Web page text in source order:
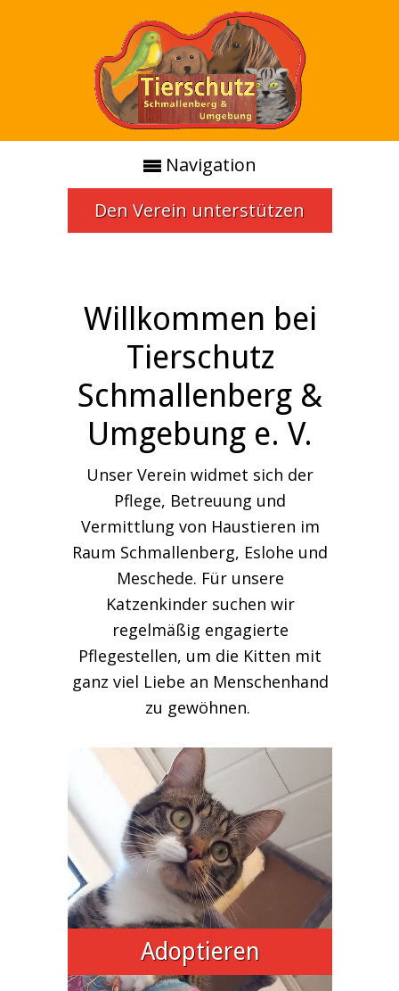
Navigation
Den Verein unterstützen
Willkommen bei
Tierschutz
Schmallenberg &
Umgebung e. V.
Unser Verein widmet sich der
Pflege, Betreuung und
Vermittlung von Haustieren im
Raum Schmallenberg, Eslohe und
Meschede. Für unsere
Katzenkinder suchen wir
regelmäßig engagierte
Pflegestellen, um die Kitten mit
ganz viel Liebe an Menschenhand
zu gewöhnen.
Adoptieren